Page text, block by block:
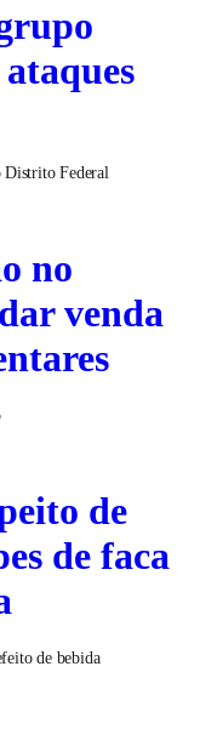
Distrito Federal
no
venda
de
de faca
de bebida